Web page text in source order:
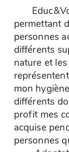
permettant
personnes
différents
nature et
mon
différents
profit mes
acquise
personnes